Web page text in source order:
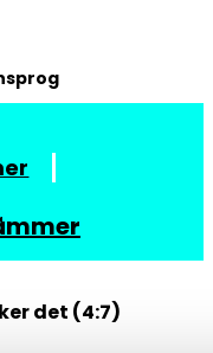
det (4:7)